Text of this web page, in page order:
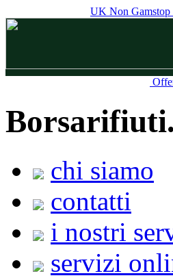
UK Non Gamstop
chi siamo
contatti
i nostri
servizi